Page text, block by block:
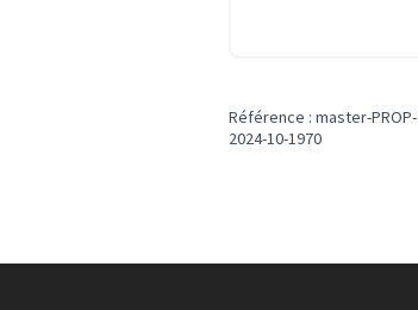
Référence : master-PROP-
2024-10-1970